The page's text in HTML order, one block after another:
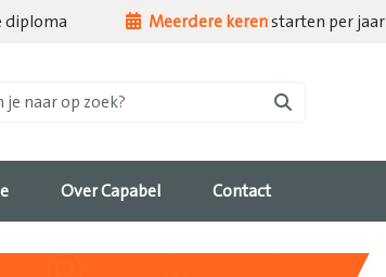
je naar op zoek?
Over Capabel Contact
diploma Meerdere kerenstarten per jaar